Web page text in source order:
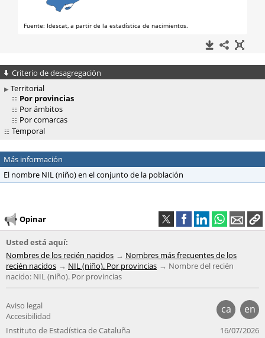
Criterio de desagregación
Territorial
Por provincias
Por ámbitos
Por comarcas
Temporal
Más información
El nombre NIL (niño) en el conjunto de la población
Opinar
Usted está aquí:
Nombres de los recién nacidos
Nombres más frecuentes de los
recién nacidos
NIL (niño). Por provincias
Nombre del recién
nacido: NIL (niño). Por provincias
ca en
Aviso legal
Accesibilidad
Instituto de Estadística de Cataluña
16/07/2026